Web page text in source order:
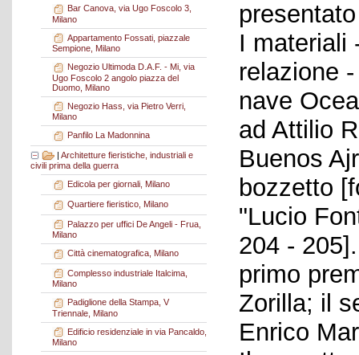
Bar Canova, via Ugo Foscolo 3,
Milano
Appartamento Fossati, piazzale
Sempione, Milano
Negozio Ultimoda D.A.F. - Mi, via
Ugo Foscolo 2 angolo piazza del
Duomo, Milano
Negozio Hass, via Pietro Verri,
Milano
Panfilo La Madonnina
| Architetture fieristiche, industriali e
civili prima della guerra
Edicola per giornali, Milano
Quartiere fieristico, Milano
Palazzo per uffici De Angeli - Frua,
Milano
Città cinematografica, Milano
Complesso industriale Italcima,
Milano
Padiglione della Stampa, V
Triennale, Milano
Edificio residenziale in via Pancaldo,
Milano
I materiali
relazione
nave
ad Attilio
Buenos
bozzetto
"Lucio
204 -
primo
Zorilla; il
Enrico